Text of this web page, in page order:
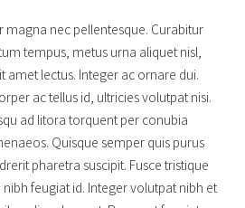
magna nec pellentesque. Curabitur
tempus, metus urna aliquet nisl,
amet lectus. Integer ac ornare dui.
ac tellus id, ultricies volutpat nisi.
ad litora torquent per conubia
Quisque semper quis purus
pharetra suscipit. Fusce tristique
feugiat id. Integer volutpat nibh et